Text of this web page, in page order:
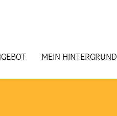
MEIN HINTERGRUND